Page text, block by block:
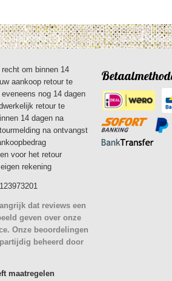
om binnen 14
aankoop retour te
nog 14 dagen
retour te
14 dagen na
na ontvangst
voor het retour
rekening
dat reviews een
geven over onze
Onze beoordelingen
beheerd door
maatregelen